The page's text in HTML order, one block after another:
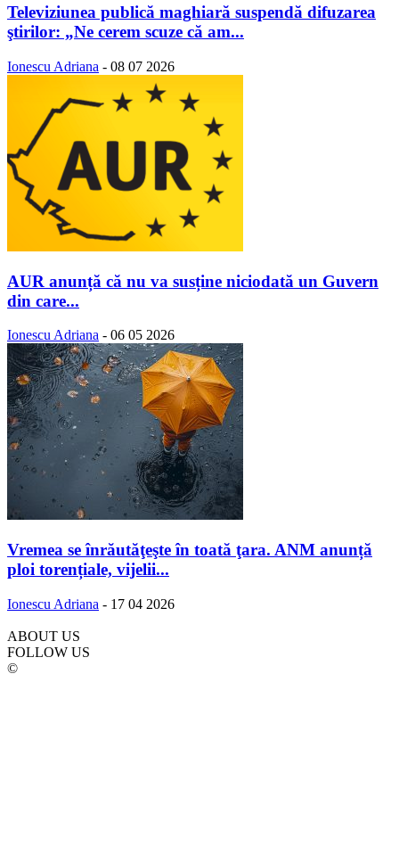
Televiziunea publică maghiară suspendă difuzarea
ştirilor: „Ne cerem scuze că am...
Ionescu Adriana - 08 07 2026
AUR anunță că nu va susține niciodată un Guvern
din care...
Ionescu Adriana - 06 05 2026
Vremea se înrăutăţeşte în toată ţara. ANM anunță
ploi torențiale, vijelii...
Ionescu Adriana - 17 04 2026
ABOUT US
FOLLOW US
©